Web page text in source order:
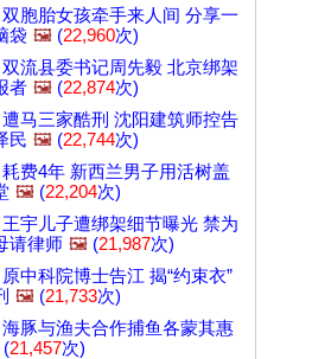
胞胎女孩牵手来人间 分享一
袋 🖼️ (22,960次)
流县委书记周先毅 北京绑架
者 🖼️ (22,874次)
遭马三家酷刑 沈阳建筑师控告
民 🖼️ (22,744次)
费4年 新西兰男子用活树盖
🖼️ (22,204次)
宇儿子遭绑架细节曝光 禁为
请律师 🖼️ (21,987次)
中科院博士告江 揭“约束衣”
🖼️ (21,733次)
海豚与渔夫合作捕鱼各蒙其惠
(21,457次)